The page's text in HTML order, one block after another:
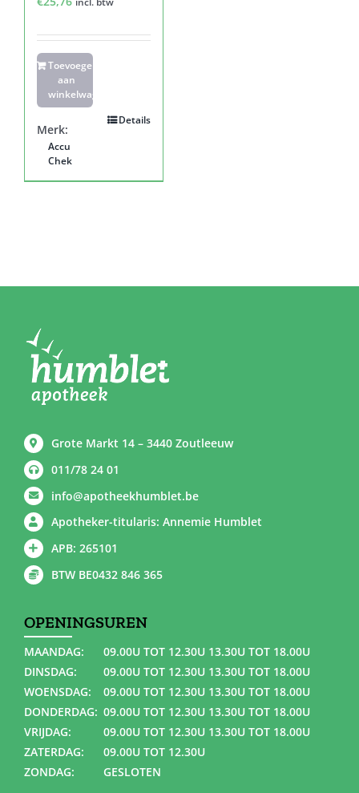
Toevoegen
aan
winkelwagen
Details
Merk:
Accu
Chek
Grote Markt 14 – 3440 Zoutleeuw
011/78 24 01
info@apotheekhumblet.be
Apotheker-titularis: Annemie Humblet
APB: 265101
BTW BE0432 846 365
OPENINGSUREN
MAANDAG:
09.00U TOT 12.30U 13.30U TOT 18.00U
DINSDAG:
09.00U TOT 12.30U 13.30U TOT 18.00U
WOENSDAG:
09.00U TOT 12.30U 13.30U TOT 18.00U
DONDERDAG: 09.00U TOT 12.30U 13.30U TOT 18.00U
VRIJDAG:
09.00U TOT 12.30U 13.30U TOT 18.00U
ZATERDAG:
09.00U TOT 12.30U
ZONDAG:
GESLOTEN